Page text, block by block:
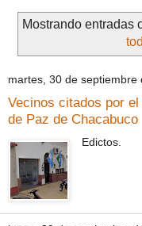
Mostrando entradas
martes, 30 de septiembre
Vecinos citados por
de Paz de Chacabuco
Edictos.